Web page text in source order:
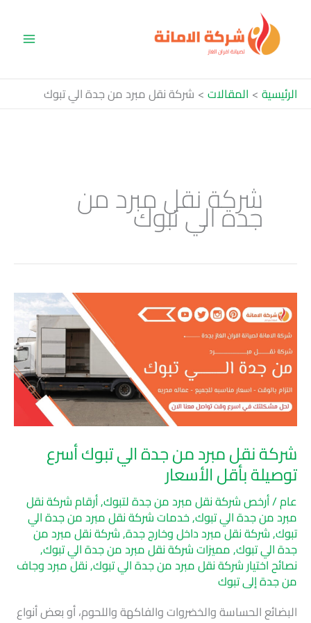
المحتوى
الرئيسية المقالات شركة نقل مبرد من جدة الي تبوك
شركة نقل مبرد من
جدة الي تبوك
شركة نقل مبرد من جدة الي تبوك أسرع
توصيلة بأقل الأسعار
عام/أرخص شركة نقل مبرد من جدة لتبوك,أرقام شركة نقل
مبرد من جدة الي تبوك,خدمات شركة نقل مبرد من جدة الي
تبوك,شركة نقل مبرد داخل وخارج جدة,شركة نقل مبرد من
جدة الي تبوك,مميزات شركة نقل مبرد من جدة الي تبوك,
نصائح اختيار شركة نقل مبرد من جدة الي تبوك,نقل مبرد وجاف
من جدة إلى تبوك
البضائع الحساسة والخضروات والفاكهة واللحوم، أو بعض أنواع
نقل
مبرد
من
جدة
الي
تبوك
أسرع
توصيلة
بأقل
الأسعار